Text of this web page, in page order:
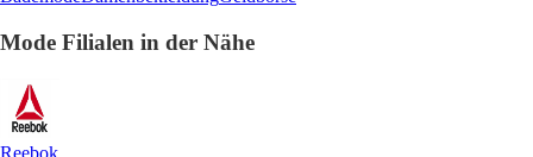
Mode Filialen in der Nähe
Reebok